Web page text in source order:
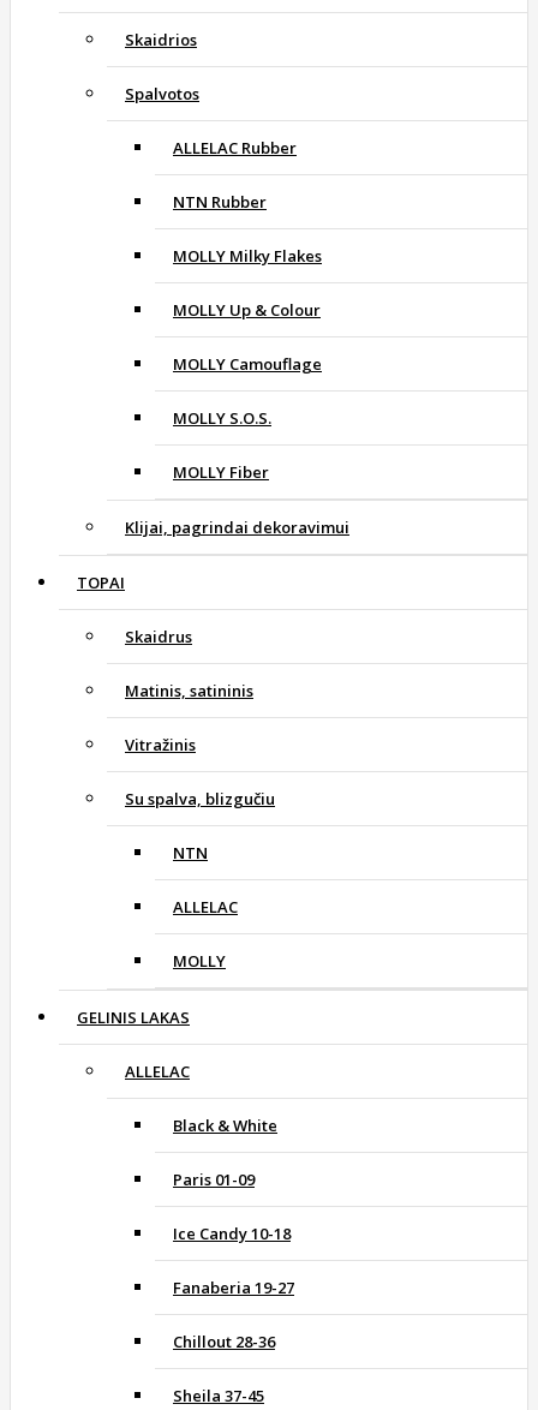
Skaidrios
Spalvotos
ALLELAC Rubber
NTN Rubber
MOLLY Milky Flakes
MOLLY Up & Colour
MOLLY Camouflage
MOLLY S.O.S.
MOLLY Fiber
Klijai, pagrindai dekoravimui
TOPAI
Skaidrus
Matinis, satininis
Vitražinis
Su spalva, blizgučiu
NTN
ALLELAC
MOLLY
GELINIS LAKAS
ALLELAC
Black & White
Paris 01-09
Ice Candy 10-18
Fanaberia 19-27
Chillout 28-36
Sheila 37-45